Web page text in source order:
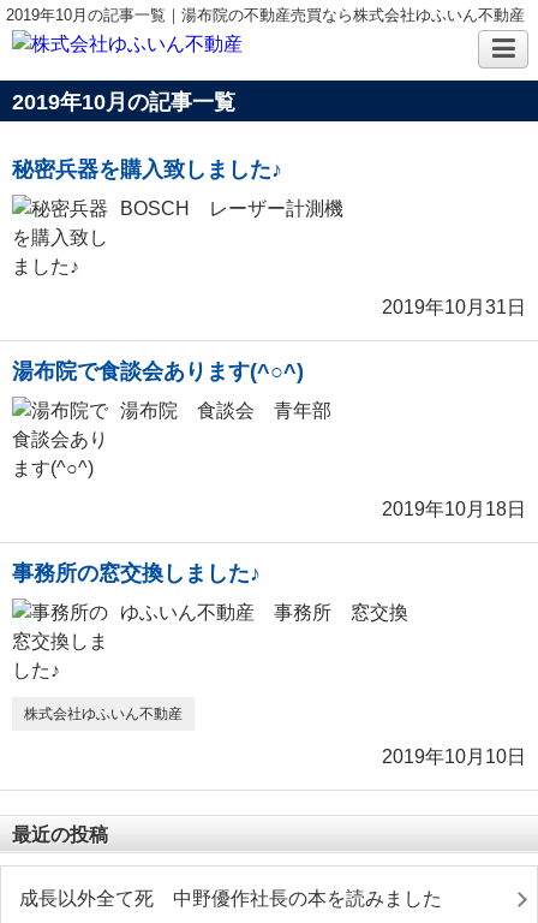
2019年10月の記事一覧｜湯布院の不動産売買なら株式会社ゆふいん不動産
2019年10月の記事一覧
秘密兵器を購入致しました♪
BOSCH レーザー計測機
2019年10月31日
湯布院で食談会あります(^○^)
湯布院 食談会 青年部
2019年10月18日
事務所の窓交換しました♪
ゆふいん不動産 事務所 窓交換
株式会社ゆふいん不動産
2019年10月10日
最近の投稿
成長以外全て死 中野優作社長の本を読みました